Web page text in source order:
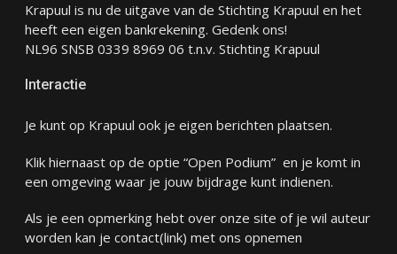
Krapuul is nu de uitgave van de Stichting Krapuul en het
heeft een eigen bankrekening. Gedenk ons!
NL96 SNSB 0339 8969 06 t.n.v. Stichting Krapuul
Interactie
Je kunt op Krapuul ook je eigen berichten plaatsen.
Klik hiernaast op de optie “Open Podium” en je komt in
een omgeving waar je jouw bijdrage kunt indienen.
Als je een opmerking hebt over onze site of je wil auteur
worden kan je contact(link) met ons opnemen